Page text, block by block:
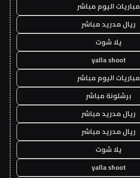
مباريات اليوم مباشر
ريال مدريد مباشر
يلا شوت
yalla shoot
مباريات اليوم مباشر
برشلونة مباشر
ريال مدريد مباشر
ريال مدريد مباشر
يلا شوت
yalla shoot